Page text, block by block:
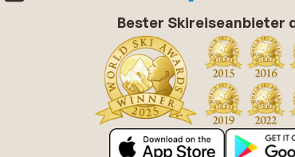
Bester Skireiseanbieter